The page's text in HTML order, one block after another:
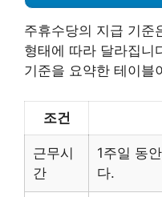
주휴수당의 지급 기준
형태에 따라 달라집니
기준을 요약한 테이블
조건
근무시
간
1주일 동
다.